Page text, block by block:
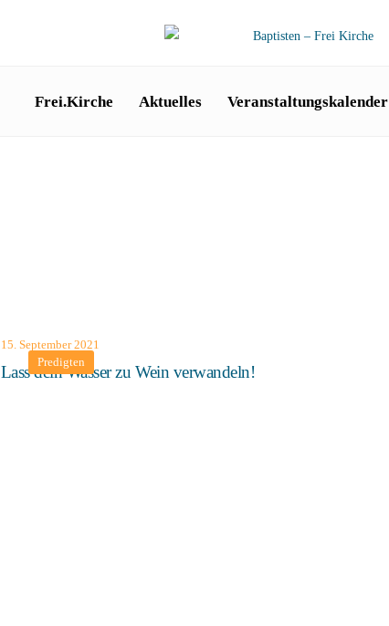
Frei.Kirche Aktuelles Veranstaltungskalender
Predigten
15. September 2021
Lass dein Wasser zu Wein verwandeln!